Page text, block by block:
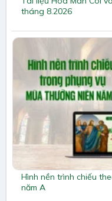
tháng 8.2026
Hình nền trình chiếu
năm A